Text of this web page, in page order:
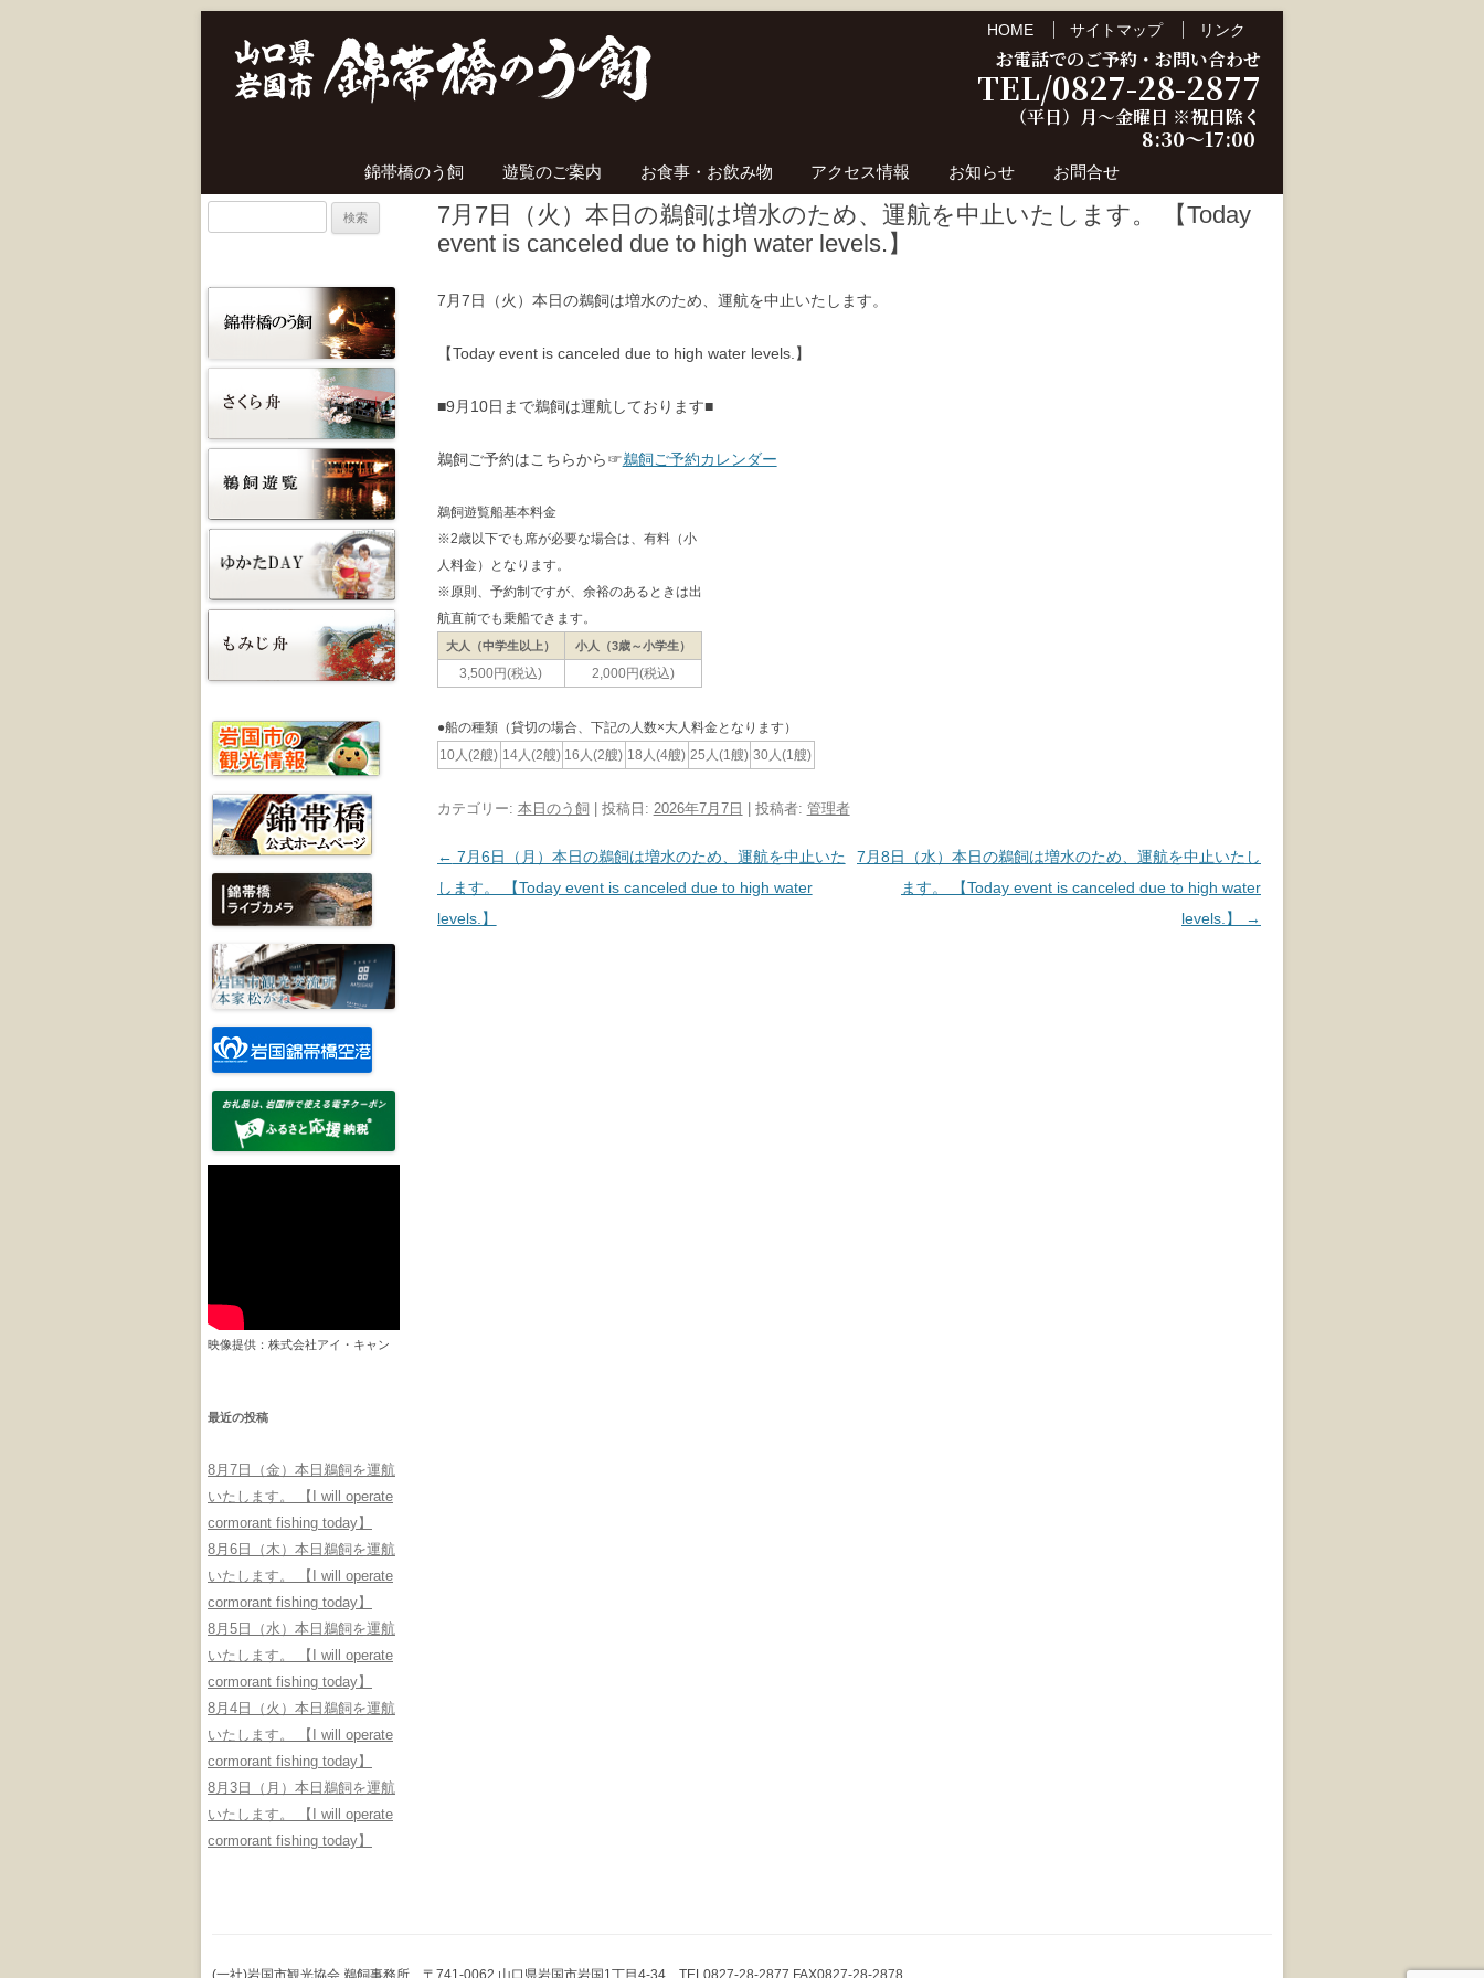
HOME サイトマップ リンク
お電話でのご予約・お問い合わせ
TEL/0827-28-2877
（平日）月～金曜日 ※祝日除く
8:30～17:00
錦帯橋のう飼 遊覧のご案内 お食事・お飲み物 アクセス情報 お知らせ お問合せ
7月7日（火）本日の鵜飼は増水のため、運航を中止いたします。 【Today
event is canceled due to high water levels.】
7月7日（火）本日の鵜飼は増水のため、運航を中止いたします。
【Today event is canceled due to high water levels.】
■9月10日まで鵜飼は運航しております■
鵜飼ご予約はこちらから☞鵜飼ご予約カレンダー
鵜飼遊覧船基本料金
※2歳以下でも席が必要な場合は、有料（小
人料金）となります。
※原則、予約制ですが、余裕のあるときは出
航直前でも乗船できます。
大人（中学生以上） 小人（3歳～小学生）
3,500円(税込) 2,000円(税込)
●船の種類（貸切の場合、下記の人数×大人料金となります）
10人(2艘) 14人(2艘) 16人(2艘) 18人(4艘) 25人(1艘) 30人(1艘)
カテゴリー: 本日のう飼 | 投稿日: 2026年7月7日 投稿者: 管理者
投稿ナビゲーション
← 7月6日（月）本日の鵜飼は増水のため、運航を中止いた
します。 【Today event is canceled due to high water
levels.】
7月8日（水）本日の鵜飼は増水のため、運航を中止いたし
ます。 【Today event is canceled due to high water
levels.】
→
映像提供：株式会社アイ・キャン
最近の投稿
8月7日（金）本日鵜飼を運航
いたします。 【I will operate
cormorant fishing today】
8月6日（木）本日鵜飼を運航
いたします。 【I will operate
cormorant fishing today】
8月5日（水）本日鵜飼を運航
いたします。 【I will operate
cormorant fishing today】
8月4日（火）本日鵜飼を運航
いたします。 【I will operate
cormorant fishing today】
8月3日（月）本日鵜飼を運航
いたします。 【I will operate
cormorant fishing today】
(一社)岩国市観光協会 鵜飼事務所 〒741-0062 山口県岩国市岩国1丁目4-34 TEL0827-28-2877 FAX0827-28-2878